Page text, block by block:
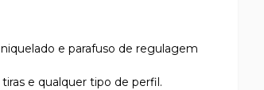
e parafuso de regulagem
e qualquer tipo de perfil.